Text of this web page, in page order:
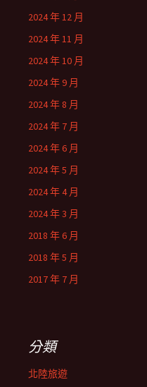
2024 年 12 月
2024 年 11 月
2024 年 10 月
2024 年 9 月
2024 年 8 月
2024 年 7 月
2024 年 6 月
2024 年 5 月
2024 年 4 月
2024 年 3 月
2018 年 6 月
2018 年 5 月
2017 年 7 月
分類
北陸旅遊